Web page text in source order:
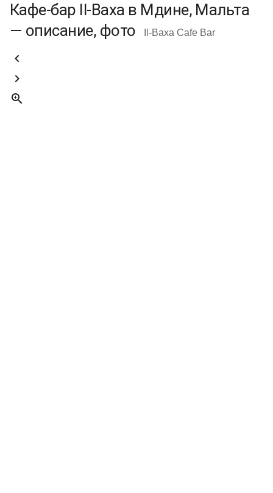
Кафе-бар Il-Baxa в Мдине, Мальта
— описание, фото
Il-Baxa Cafe Bar


